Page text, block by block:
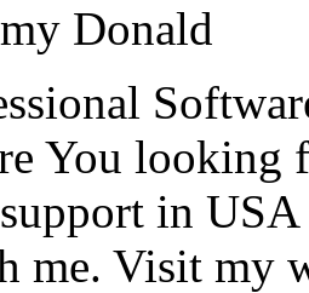
Donald
You looking
in
me. Visit my